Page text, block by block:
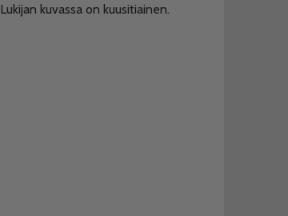
Lukijan kuvassa on kuusitiainen.